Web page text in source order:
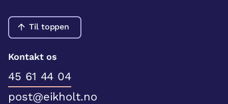
Til toppen
Kontakt os
45 61 44 04
post@eikholt.no